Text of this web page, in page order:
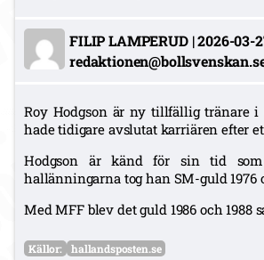
FILIP LAMPERUD|2026-03-
Roy Hodgson är ny tillfällig tränare i
hade tidigare avslutat karriären efter
Hodgson är känd för sin tid
hallänningarna tog han SM-guld 1976
Med MFF blev det guld 1986 och 1988
Källor: hallandsposten.se